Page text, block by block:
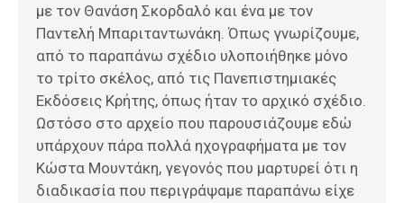
με τον Θανάση Σκορδαλό και ένα με τον
Παντελή Μπαριταντωνάκη. Όπως γνωρίζουμε,
από το παραπάνω σχέδιο υλοποιήθηκε μόνο
το τρίτο σκέλος, από τις Πανεπιστημιακές
Εκδόσεις Κρήτης, όπως ήταν το αρχικό σχέδιο.
Ωστόσο στο αρχείο που παρουσιάζουμε εδώ
υπάρχουν πάρα πολλά ηχογραφήματα με τον
Κώστα Μουντάκη, γεγονός που μαρτυρεί ότι η
διαδικασία που περιγράψαμε παραπάνω είχε